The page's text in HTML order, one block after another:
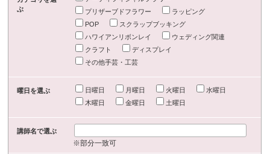
ぶ
プリザーブドフラワー
ラッピング
POP
スクラップブッキング
ハワイアンリボンレイ
ウェディング関連
クラフト
ディスプレイ
その他手芸・工芸
曜日を選ぶ 日曜日 月曜日 火曜日
水曜日
木曜日
金曜日 土曜日
講師名で選ぶ
※部分一致可